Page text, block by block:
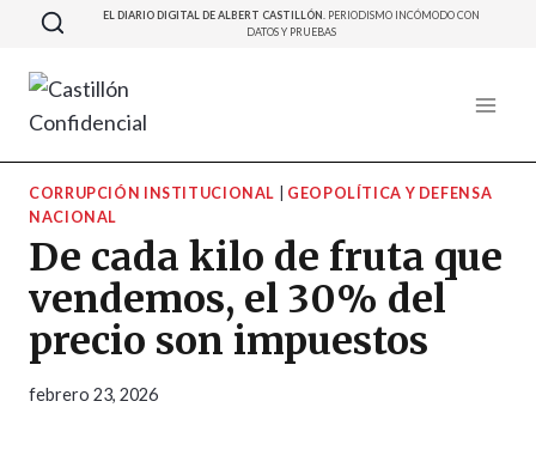
Saltar
contenido
EL DIARIO DIGITAL DE ALBERT CASTILLÓN. PERIODISMO INCÓMODO CON
DATOS Y PRUEBAS
CORRUPCIÓN INSTITUCIONAL
GEOPOLÍTICA Y DEFENSA
NACIONAL
De cada kilo de fruta que
vendemos, el 30% del
precio son impuestos
febrero 23, 2026